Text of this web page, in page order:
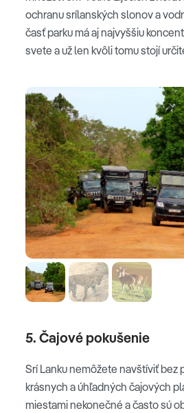
ochranu srílanských slonov a
časť parku má aj najvyššiu
svete a už len kvôli tomu stojí
5. Čajové pokušenie
Srí Lanku nemôžete navštíviť bez
krásnych a úhľadných čajových
miestami nekonečné a často sú